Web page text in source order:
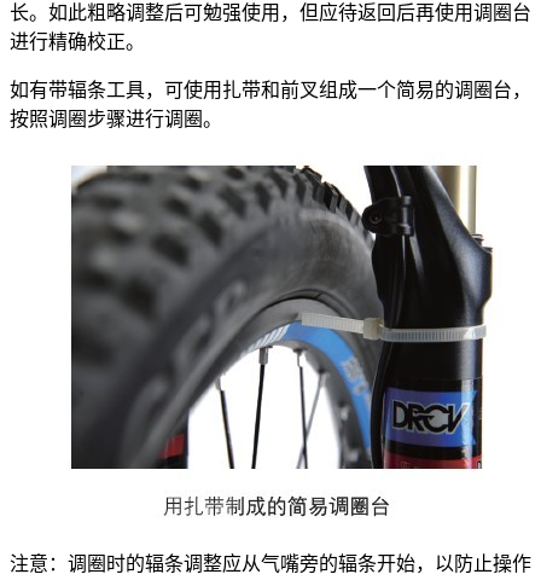
长。如此粗略调整后可勉强使用，但应待返回后再使用调圈台
进行精确校正。
如有带辐条工具，可使用扎带和前叉组成一个简易的调圈台，
按照调圈步骤进行调圈。
注意：调圈时的辐条调整应从气嘴旁的辐条开始，以防止操作